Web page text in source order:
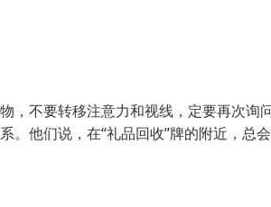
，不要转移注意力和视线，定要再次询
。他们说，在“礼品回收”牌的附近，总